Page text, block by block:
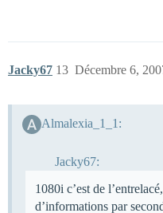
Jacky67 Décembre 6,
13
Almalexia_1_1:
Jacky67:
1080i c’est de
d’informations par